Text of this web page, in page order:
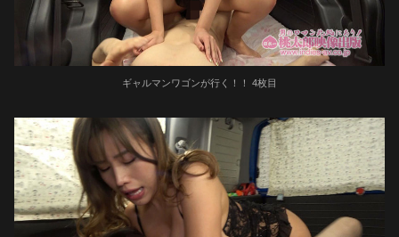
ギャルマンワゴンが行く！！ 4枚目